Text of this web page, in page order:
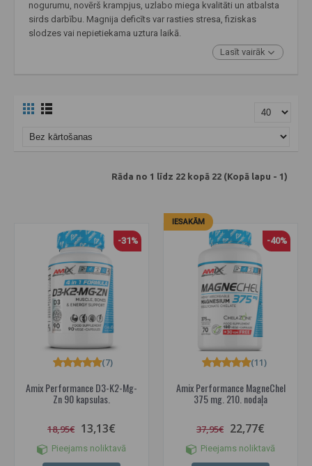
nogurumu, novērš krampjus, uzlabo miega kvalitāti un atbalsta
sirds darbību. Magnija deficīts var rasties stresa, fiziskas
slodzes vai nepietiekama uztura laikā.
Lasīt vairāk
Rāda no 1 līdz 22 kopā 22 (Kopā lapu - 1)
-31%
Amix Performance D3-K2-Mg-
Zn 90 kapsulas.
(7)
18,95€ 13,13€
Pieejams noliktavā
IESAKĀM
-40%
Amix Performance MagneChel
375 mg. 210. nodaļa
(11)
37,95€ 22,77€
Pieejams noliktavā